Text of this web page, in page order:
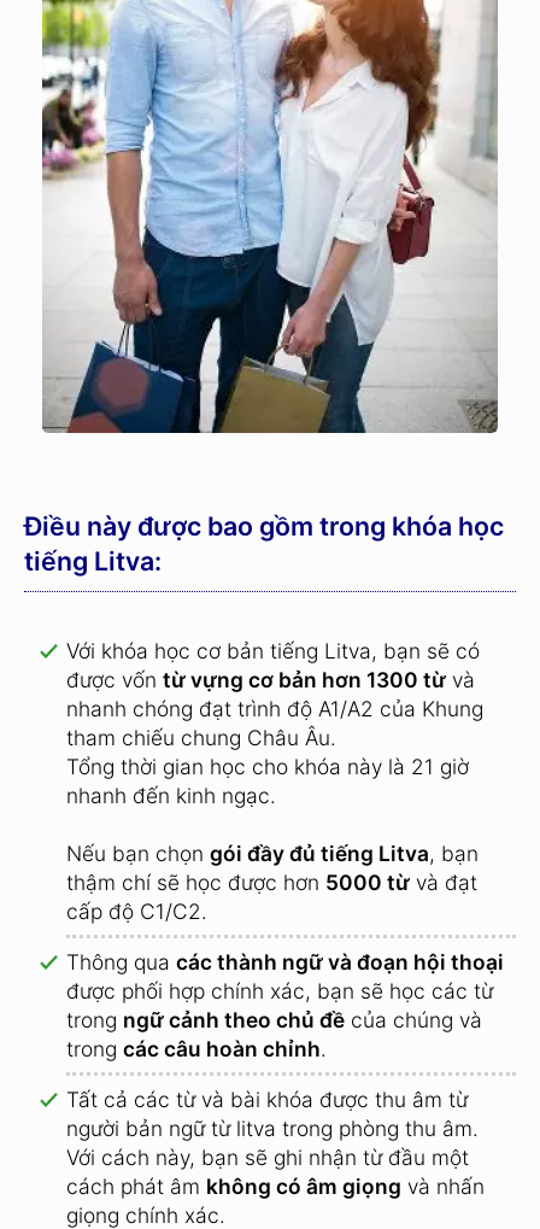
Điều này được bao gồm trong khóa học
tiếng Litva:
Với khóa học cơ bản tiếng Litva, bạn sẽ có
được vốn từ vựng cơ bản hơn 1300 từ và
nhanh chóng đạt trình độ A1/A2 của Khung
tham chiếu chung Châu Âu.
Tổng thời gian học cho khóa này là 21 giờ
nhanh đến kinh ngạc.
Nếu bạn chọn gói đầy đủ tiếng Litva, bạn
thậm chí sẽ học được hơn 5000 từ và đạt
cấp độ C1/C2.
Thông qua các thành ngữ và đoạn hội thoại
được phối hợp chính xác, bạn sẽ học các từ
trong ngữ cảnh theo chủ đề của chúng và
trong các câu hoàn chỉnh.
Tất cả các từ và bài khóa được thu âm từ
người bản ngữ từ litva trong phòng thu âm.
Với cách này, bạn sẽ ghi nhận từ đầu một
cách phát âm không có âm giọng và nhấn
giọng chính xác.